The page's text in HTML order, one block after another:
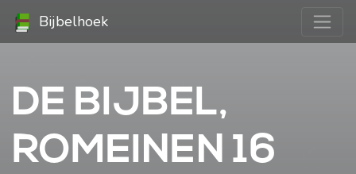
Bijbelhoek
DE BIJBEL,
ROMEINEN 16